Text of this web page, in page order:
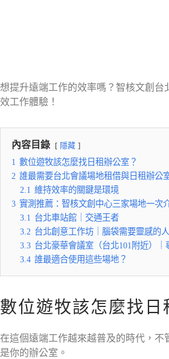
想提升遠端工作的效率嗎？智核文創
效工作體驗！
內容目錄 隱藏
1 數位遊牧該怎麼找日租辦公室？
2 誰最需要台北會議場地租借與日租辦公
2.1 維持效率的關鍵是環境
3 實測推薦：智核文創中心三家場地一次
3.1 台北車站館｜交通王者
3.2 台北創意工作坊｜腦袋需要靈感的
3.3 台北豪華會議室（台北101附近）｜
3.4 誰最適合使用這些場地？
數位遊牧該怎麼找日
在這個遠端工作越來越普及的時代，
是你的辦公室。